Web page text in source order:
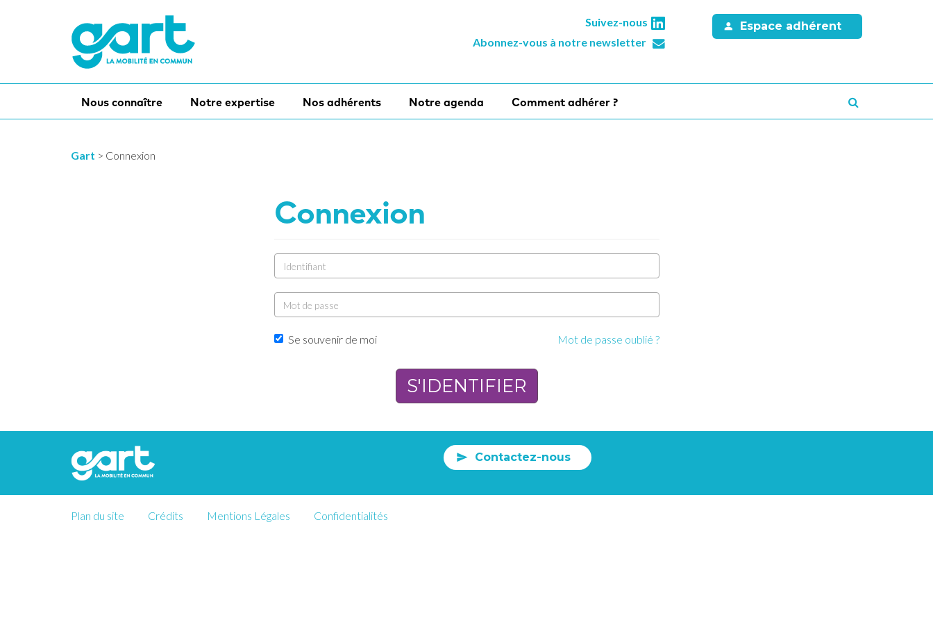
Suivez-nous
Abonnez-vous à notre newsletter
Espace adhérent
Nous connaître Notre expertise Nos adhérents Notre agenda Comment adhérer ?
Gart > Connexion
Connexion
Identifiatn
Mot
de
passeSe souvenir de moi Mot de passe oublié ?
Contactez-nous
Plan du site Crédits Mentions Légales Confidentialités